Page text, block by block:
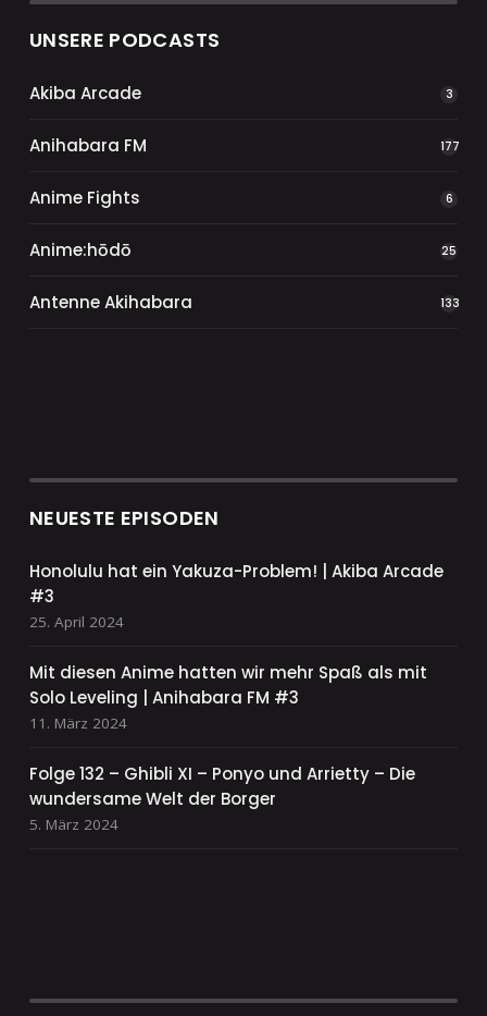
UNSERE PODCASTS
Akiba Arcade 3
Anihabara FM 177
Anime Fights 6
Anime:hōdō 25
Antenne Akihabara 133
NEUESTE EPISODEN
Honolulu hat ein Yakuza-Problem! | Akiba Arcade
#3
25. April 2024
Mit diesen Anime hatten wir mehr Spaß als mit
Solo Leveling | Anihabara FM #3
11. März 2024
Folge 132 – Ghibli XI – Ponyo und Arrietty – Die
wundersame Welt der Borger
5. März 2024